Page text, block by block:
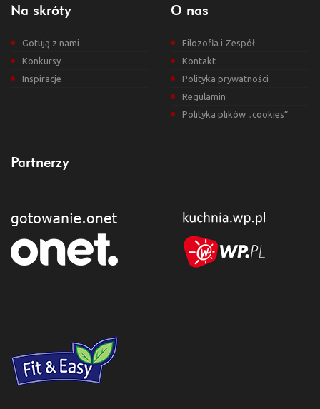
Na skróty
Gotują z nami
Konkursy
Inspiracje
O nas
Filozofia i Zespół
Kontakt
Polityka prywatności
Regulamin
Polityka plików „cookies”
Partnerzy